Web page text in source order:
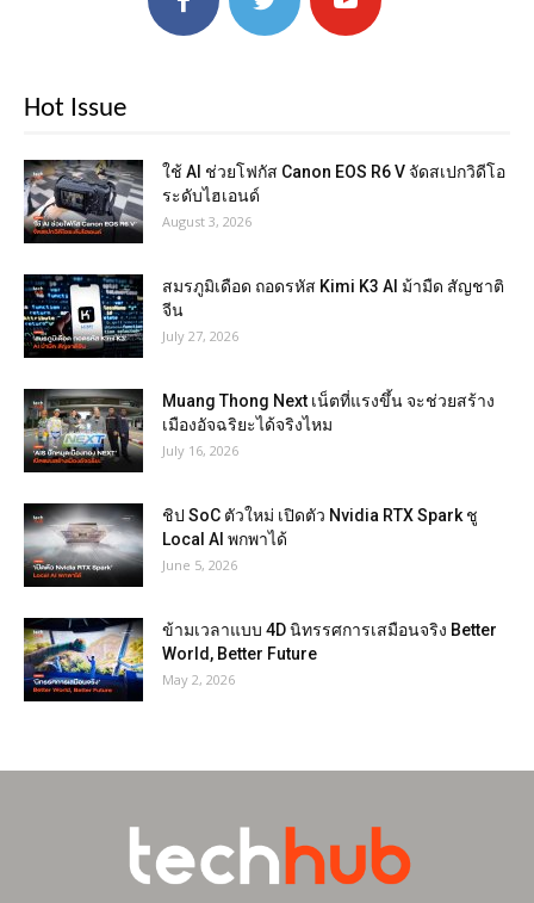
Hot Issue
ใช้ AI ช่วยโฟกัส Canon EOS R6 V จัดสเปกวิดีโอ
ระดับไฮเอนด์
August 3, 2026
สมรภูมิเดือด ถอดรหัส Kimi K3 AI ม้ามืด สัญชาติ
จีน
July 27, 2026
Muang Thong Next เน็ตที่แรงขึ้น จะช่วยสร้าง
เมืองอัจฉริยะได้จริงไหม
July 16, 2026
ชิป SoC ตัวใหม่ เปิดตัว Nvidia RTX Spark ชู
Local AI พกพาได้
June 5, 2026
ข้ามเวลาแบบ 4D นิทรรศการเสมือนจริง Better
World, Better Future
May 2, 2026